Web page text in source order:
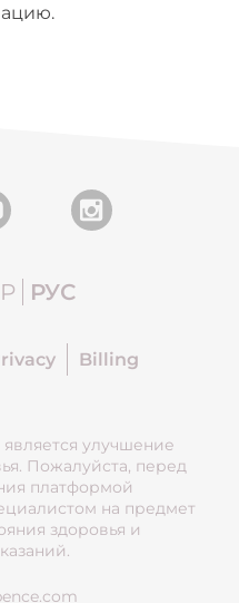
РУС
Billing
улучшение
Пожалуйста, перед
платформой
на предмет
здоровья и